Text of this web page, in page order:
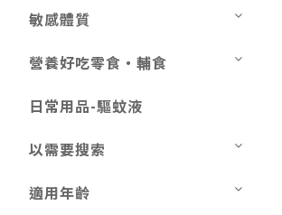
敏感體質
營養好吃零食・輔食
日常用品-驅蚊液
以需要搜索
適用年齡